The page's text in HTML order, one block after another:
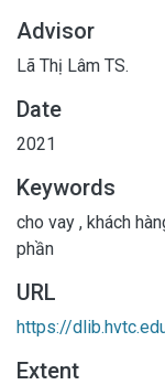
Advisor
Lã Thị Lâm TS.
Date
2021
Keywords
cho vay , khách
phần
URL
https://
Extent